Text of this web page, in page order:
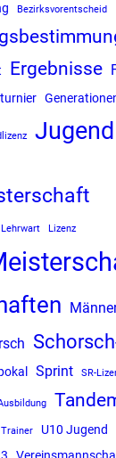
Bezirksvorentscheid
Ergebnisse
Jugend
Lehrwart Lizenz
Sprint SR-
Trainer U10 Jugend